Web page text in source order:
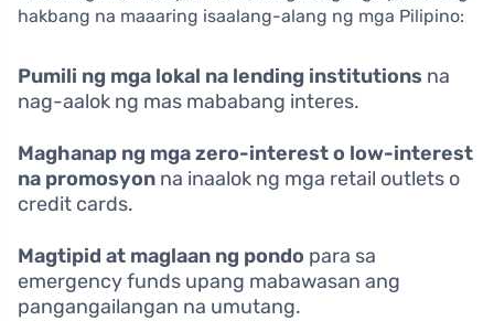
hakbang na maaaring isaalang-alang ng mga Pilipino:
Pumili ng mga lokal na lending institutions na
nag-aalok ng mas mababang interes.
Maghanap ng mga zero-interest o low-interest
na promosyon na inaalok ng mga retail outlets o
credit cards.
Magtipid at maglaan ng pondo para sa
emergency funds upang mabawasan ang
pangangailangan na umutang.